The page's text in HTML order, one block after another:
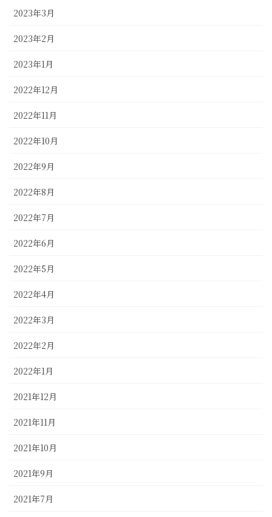
2023年3月
2023年2月
2023年1月
2022年12月
2022年11月
2022年10月
2022年9月
2022年8月
2022年7月
2022年6月
2022年5月
2022年4月
2022年3月
2022年2月
2022年1月
2021年12月
2021年11月
2021年10月
2021年9月
2021年7月